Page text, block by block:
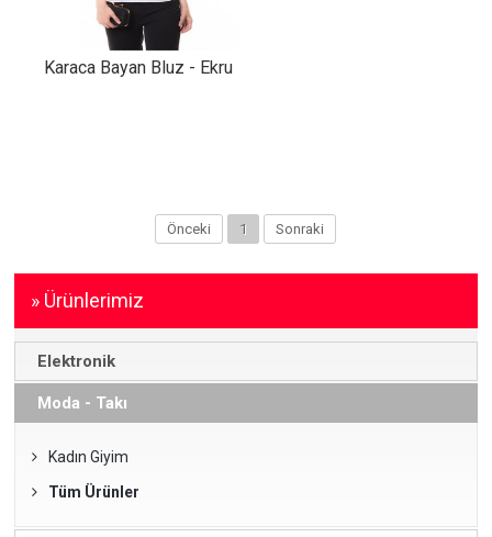
Karaca Bayan Bluz - Ekru
Önceki 1 Sonraki
» Ürünlerimiz
Elektronik
Moda - Takı
Kadın Giyim
Tüm Ürünler